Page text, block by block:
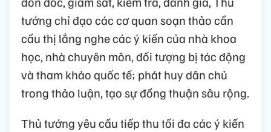
tướng chỉ đạo các cơ quan soạn thảo cần
cầu thị lắng nghe các ý kiến của nhà khoa
học, nhà chuyên môn, đối tượng bị tác động
và tham khảo quốc tế; phát huy dân chủ
trong thảo luận, tạo sự đồng thuận sâu rộng.
Thủ tướng yêu cầu tiếp thu tối đa các ý kiến